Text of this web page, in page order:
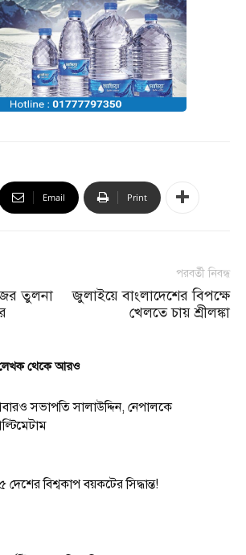
Email Print
তুলনা
পরবর্তী নিবন্ধ
জুলাইয়ে বাংলাদেশের বিপক্ষে
খেলতে চায় শ্রীলঙ্কা
থেকে আরও
সভাপতি সালাউদ্দিন, নেপালকে
দেশের বিশ্বকাপ বয়কটের সিদ্ধান্ত!